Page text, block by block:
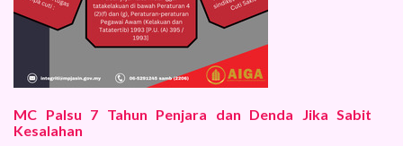
MC Palsu 7 Tahun Penjara dan Denda Jika Sabit
Kesalahan